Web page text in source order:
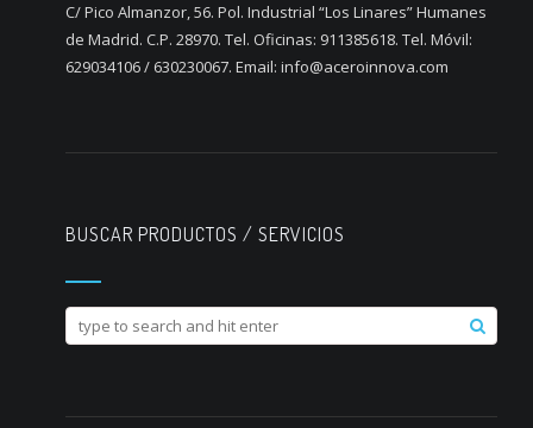
C/ Pico Almanzor, 56. Pol. Industrial “Los Linares” Humanes
de Madrid. C.P. 28970. Tel. Oficinas: 911385618. Tel. Móvil:
629034106 / 630230067. Email: info@aceroinnova.com
BUSCAR PRODUCTOS / SERVICIOS